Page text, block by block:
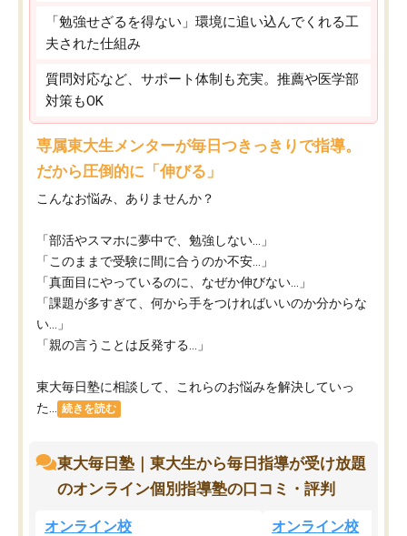
「勉強せざるを得ない」環境に追い込んでくれる工
夫された仕組み
質問対応など、サポート体制も充実。推薦や医学部
対策もOK
専属東大生メンターが毎日つきっきりで指導。
だから圧倒的に「伸びる」
こんなお悩み、ありませんか？
「部活やスマホに夢中で、勉強しない…」
「このままで受験に間に合うのか不安…」
「真面目にやっているのに、なぜか伸びない…」
「課題が多すぎて、何から手をつければいいのか分からな
い…」
「親の言うことは反発する…」
東大毎日塾に相談して、これらのお悩みを解決していっ
た...
続きを読む
東大毎日塾｜東大生から毎日指導が受け放題
のオンライン個別指導塾の口コミ・評判
オンライン校 オンライン校